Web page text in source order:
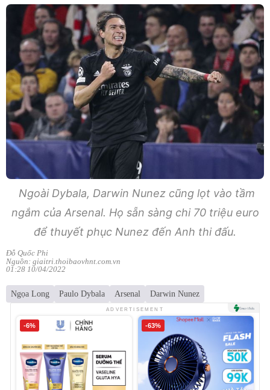
Ngoài Dybala, Darwin Nunez cũng lọt vào tầm
ngắm của Arsenal. Họ sẵn sàng chi 70 triệu euro
để thuyết phục Nunez đến Anh thi đấu.
Đỗ Quốc Phi
Nguồn: giaitri.thoibaovhnt.com.vn
01:28 10/04/2022
Ngọa Long Paulo Dybala Arsenal Darwin Nunez
ADVERTISEMENT
-6% -63%